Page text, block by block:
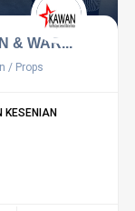
& WAR...
/ Props
KESENIAN